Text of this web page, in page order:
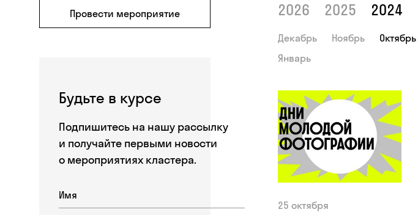
Провести мероприятие
Будьте в курсе
Подпишитесь на нашу рассылку
и получайте первыми новости
о мероприятиях кластера.
2026 2025 2024
Декабрь Ноябрь Октябрь
Январь
25 октября